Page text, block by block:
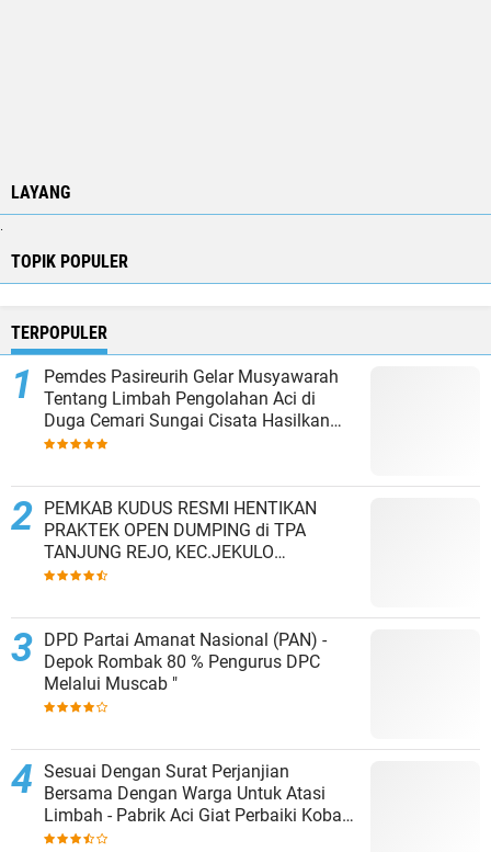
LAYANG
TOPIK POPULER
TERPOPULER
Pemdes Pasireurih Gelar Musyawarah
Tentang Limbah Pengolahan Aci di
Duga Cemari Sungai Cisata Hasilkan
Kesepakatan Tutup Sementara
PEMKAB KUDUS RESMI HENTIKAN
PRAKTEK OPEN DUMPING di TPA
TANJUNG REJO, KEC.JEKULO
KAB.KUDUS,BERLAKUKAN SISTEM
DPD Partai Amanat Nasional (PAN) -
Depok Rombak 80 % Pengurus DPC
Melalui Muscab "
Sesuai Dengan Surat Perjanjian
Bersama Dengan Warga Untuk Atasi
Limbah - Pabrik Aci Giat Perbaiki Kobak
Penampungan Air